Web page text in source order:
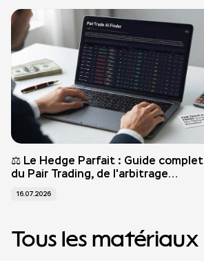
⚖️ Le Hedge Parfait : Guide complet
du Pair Trading, de l'arbitrage
PairTrade AI Finder
16.07.2026
Tous les matériaux